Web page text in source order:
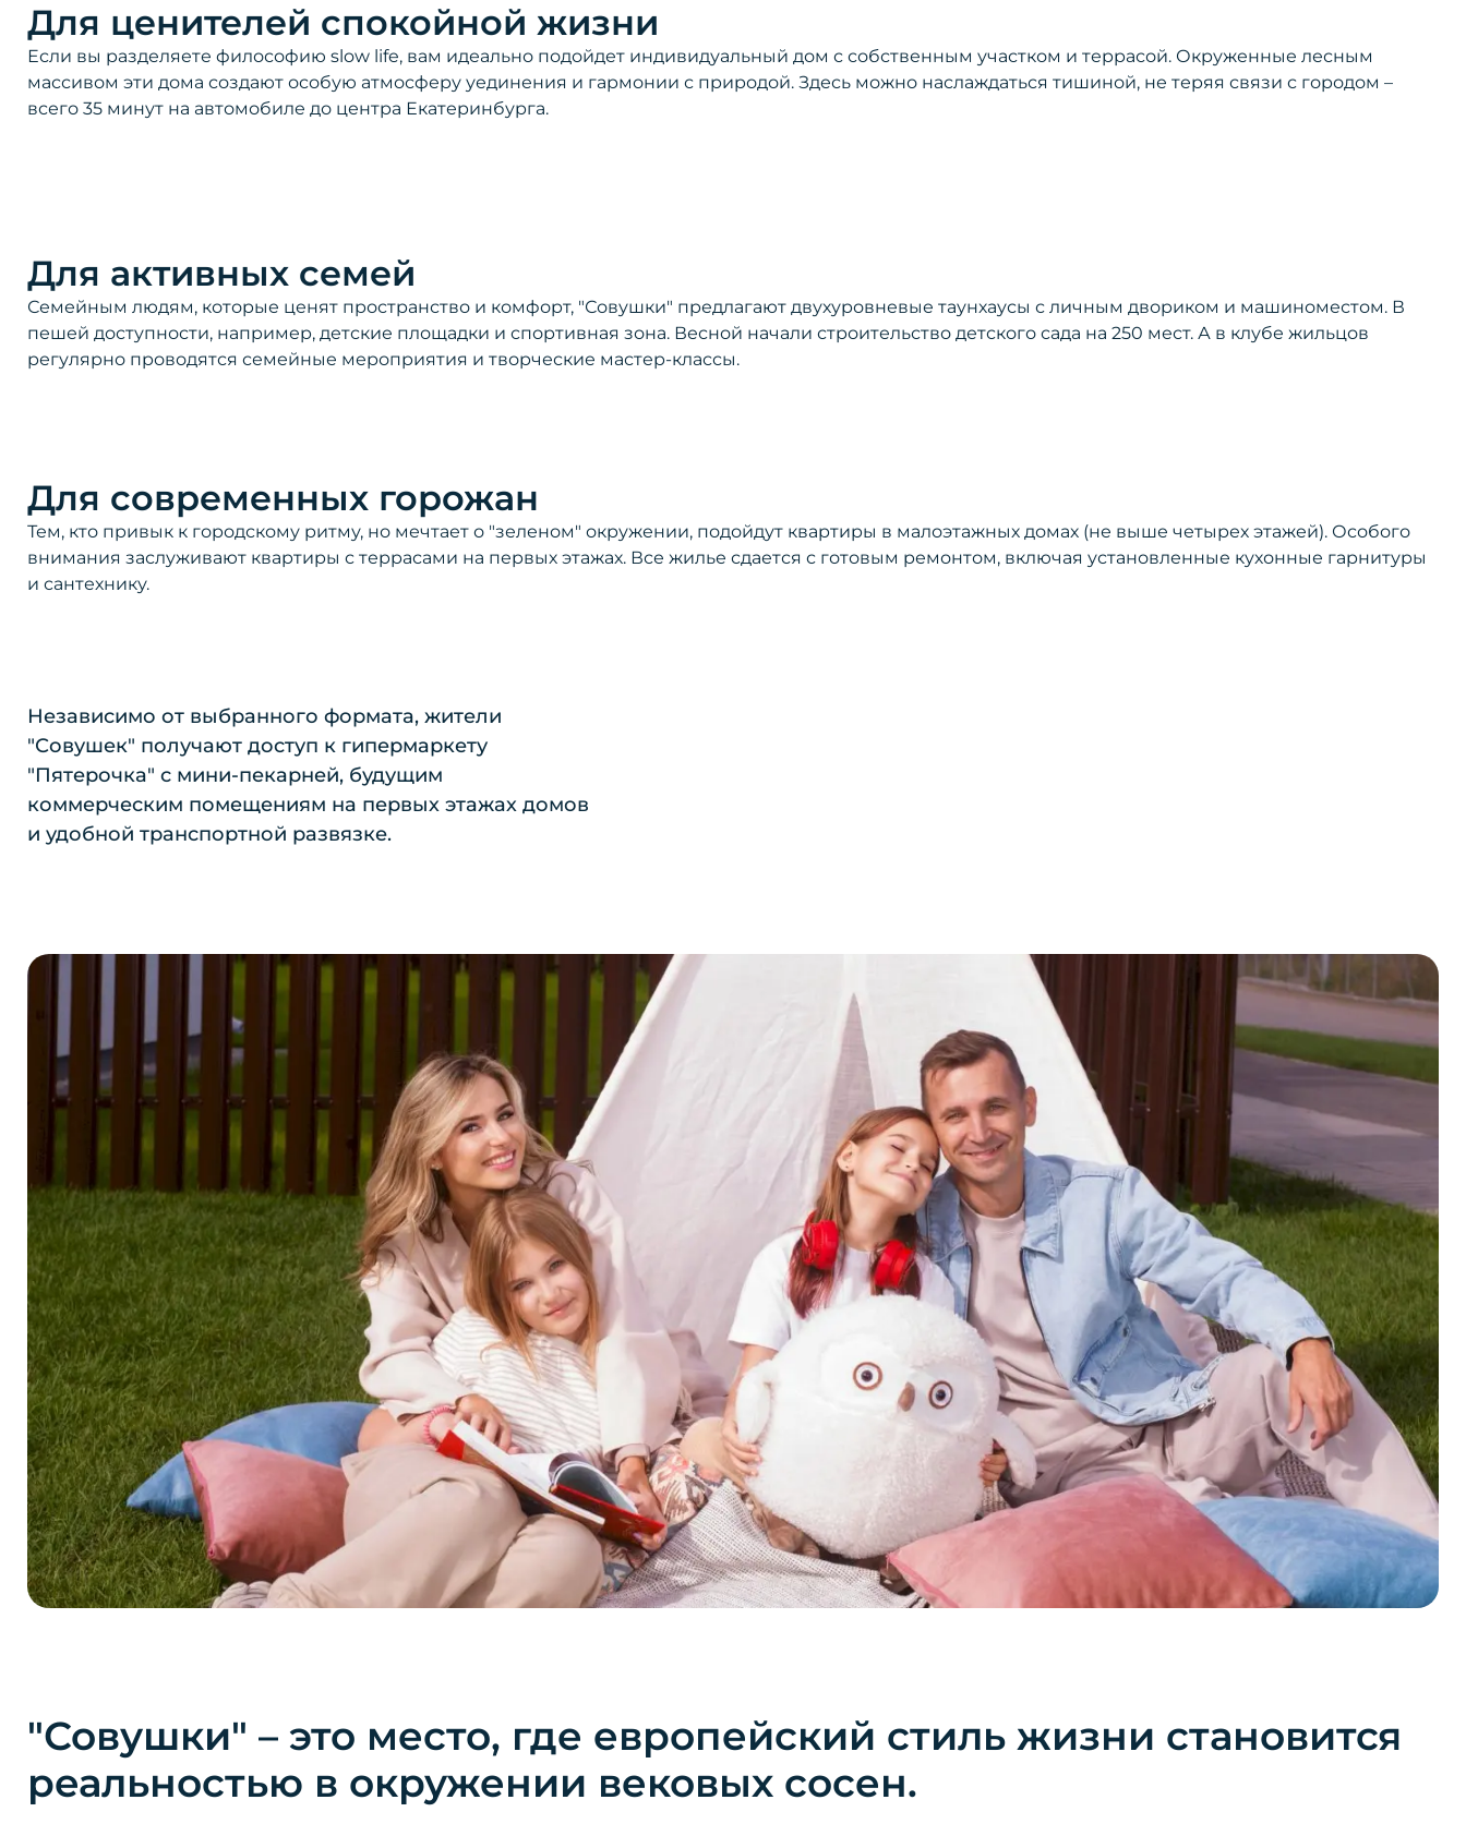
Для ценителей спокойной жизни
Если вы разделяете философию slow life, вам идеально подойдет индивидуальный дом с собственным участком и террасой. Окруженные лесным
массивом эти дома создают особую атмосферу уединения и гармонии с природой. Здесь можно наслаждаться тишиной, не теряя связи с городом –
всего 35 минут на автомобиле до центра Екатеринбурга.
Для активных семей
Семейным людям, которые ценят пространство и комфорт, "Совушки" предлагают двухуровневые таунхаусы с личным двориком и машиноместом. В
пешей доступности, например, детские площадки и спортивная зона. Весной начали строительство детского сада на 250 мест. А в клубе жильцов
регулярно проводятся семейные мероприятия и творческие мастер-классы.
Для современных горожан
Тем, кто привык к городскому ритму, но мечтает о "зеленом" окружении, подойдут квартиры в малоэтажных домах (не выше четырех этажей). Особого
внимания заслуживают квартиры с террасами на первых этажах. Все жилье сдается с готовым ремонтом, включая установленные кухонные гарнитуры
и сантехнику.
Независимо от выбранного формата, жители
"Совушек" получают доступ к гипермаркету
"Пятерочка" с мини-пекарней, будущим
коммерческим помещениям на первых этажах домов
и удобной транспортной развязке.
"Совушки" – это место, где европейский стиль жизни становится
реальностью в окружении вековых сосен.